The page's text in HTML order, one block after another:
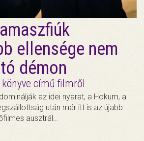
ellensége nem
démon
című filmről
az idei nyarat, a Hokum, a
után már itt is az újabb
ausztrál…